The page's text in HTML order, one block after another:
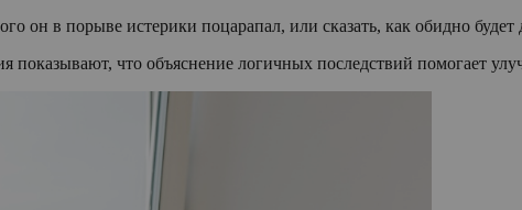
он в порыве истерики поцарапал, или сказать, как обидно
показывают, что объяснение логичных последствий помогает